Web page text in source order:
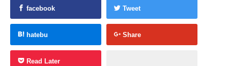
facebook Tweet
hatebu Share
Read Later